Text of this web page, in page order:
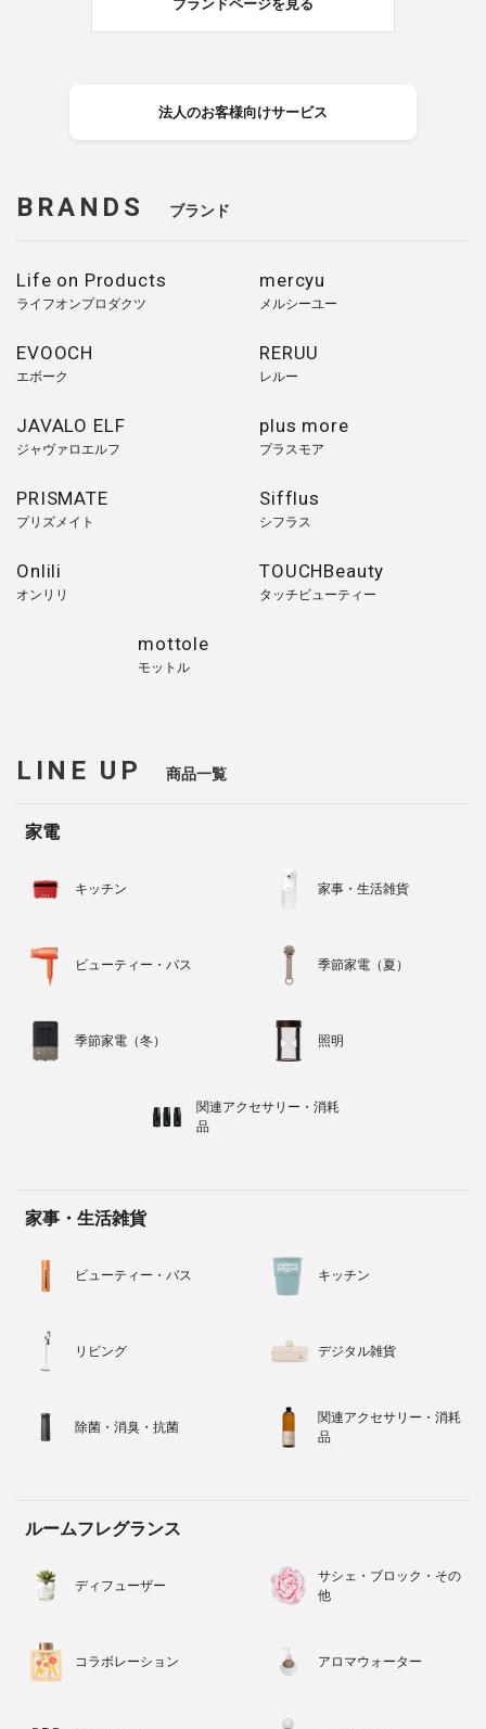
ブランドページを見る
法人のお客様向けサービス
BRANDS ブランド
Life on Products
ライフオンプロダクツ
mercyu
メルシーユー
EVOOCH
エボーク
RERUU
レルー
JAVALO ELF
ジャヴァロエルフ
plus more
プラスモア
PRISMATE
プリズメイト
Sifflus
シフラス
Onlili
オンリリ
TOUCHBeauty
タッチビューティー
mottole
モットル
LINE UP 商品一覧
家電
キッチン 家事・生活雑貨
ビューティー・バス 季節家電（夏）
季節家電（冬） 照明
関連アクセサリー・消耗
品
家事・生活雑貨
ビューティー・バス キッチン
リビング デジタル雑貨
除菌・消臭・抗菌
関連アクセサリー・消耗
品
ルームフレグランス
ディフューザー
サシェ・ブロック・その
他
コラボレーション アロマウォーター